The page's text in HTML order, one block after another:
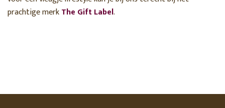
prachtige merkThe Gift Label.